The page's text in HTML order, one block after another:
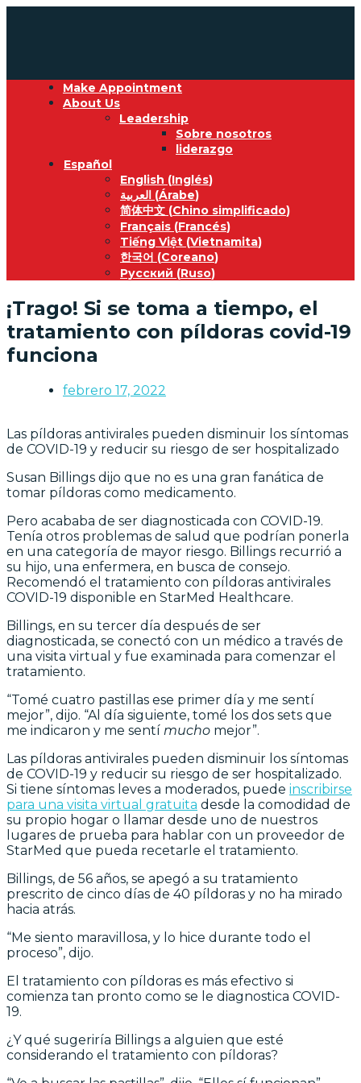
Make Appointment
About Us
Leadership
Sobre nosotros
liderazgo
Español
English (Inglés)
العربية (Árabe)
简体中文 (Chino simplificado)
Français (Francés)
Tiếng Việt (Vietnamita)
한국어 (Coreano)
Русский (Ruso)
¡Trago! Si se toma a tiempo, el
tratamiento con píldoras covid-19
funciona
febrero 17, 2022
Las píldoras antivirales pueden disminuir los síntomas
de COVID-19 y reducir su riesgo de ser hospitalizado
Susan Billings dijo que no es una gran fanática de
tomar píldoras como medicamento.
Pero acababa de ser diagnosticada con COVID-19.
Tenía otros problemas de salud que podrían ponerla
en una categoría de mayor riesgo. Billings recurrió a
su hijo, una enfermera, en busca de consejo.
Recomendó el tratamiento con píldoras antivirales
COVID-19 disponible en StarMed Healthcare.
Billings, en su tercer día después de ser
diagnosticada, se conectó con un médico a través de
una visita virtual y fue examinada para comenzar el
tratamiento.
“Tomé cuatro pastillas ese primer día y me sentí
mejor”, dijo. “Al día siguiente, tomé los dos sets que
me indicaron y me sentí mucho mejor”.
Las píldoras antivirales pueden disminuir los síntomas
de COVID-19 y reducir su riesgo de ser hospitalizado.
Si tiene síntomas leves a moderados, puede inscribirse
para una visita virtual gratuita desde la comodidad de
su propio hogar o llamar desde uno de nuestros
lugares de prueba para hablar con un proveedor de
StarMed que pueda recetarle el tratamiento.
Billings, de 56 años, se apegó a su tratamiento
prescrito de cinco días de 40 píldoras y no ha mirado
hacia atrás.
“Me siento maravillosa, y lo hice durante todo el
proceso”, dijo.
El tratamiento con píldoras es más efectivo si
comienza tan pronto como se le diagnostica COVID-
19.
¿Y qué sugeriría Billings a alguien que esté
considerando el tratamiento con píldoras?